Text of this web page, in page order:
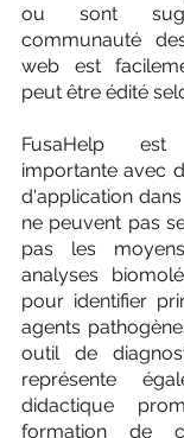
ou sont
communauté
web est
peut être édité
FusaHelp
importante avec
d'application
ne peuvent pas
pas les
analyses
pour identifier
agents
outil de
représente
didactique
formation de